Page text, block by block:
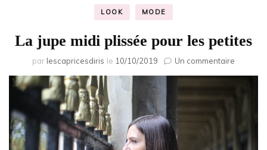
LOOK MODE
La jupe midi plissée pour les petites
par lescapricesdiris le 10/10/2019 Un commentaire
midi
les
petites